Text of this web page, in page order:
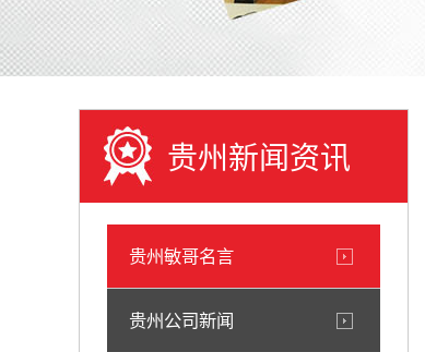
贵州新闻资讯
贵州敏哥名言
贵州公司新闻